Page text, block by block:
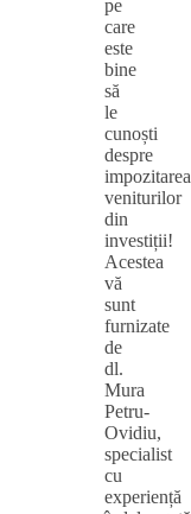
pe
care
este
bine
să
le
cunoști
despre
impozitarea
veniturilor
din
investiții!
Acestea
vă
sunt
furnizate
de
dl.
Mura
Petru-
Ovidiu,
specialist
cu
experiență